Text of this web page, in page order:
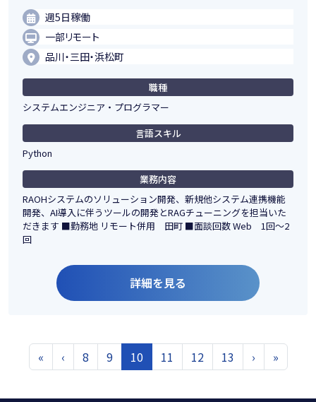
週5日稼働
一部リモート
品川・三田・浜松町
職種
システムエンジニア・プログラマー
言語スキル
Python
業務内容
RAOHシステムのソリューション開発、新規他システム連携機能
開発、AI導入に伴うツールの開発とRAGチューニングを担当いた
だきます ■勤務地 リモート併用 田町 ■面談回数 Web 1回～2
回
詳細を見る
« ‹ 8 9 10 11 12 13 › »